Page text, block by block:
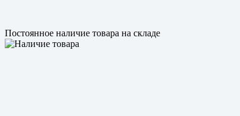
Постоянное наличие товара на складе